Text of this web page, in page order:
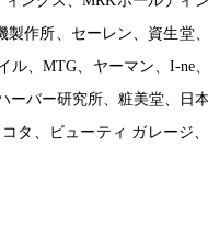
作所、セーレン、資生堂
ル、MTG、ヤーマン、I-ne
ーバー研究所、粧美堂、日
タ、ビューティ ガレージ